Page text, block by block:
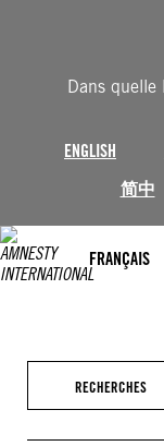
Dans quelle
ENGLISH
简中
FRANÇAIS
RECHERCHES